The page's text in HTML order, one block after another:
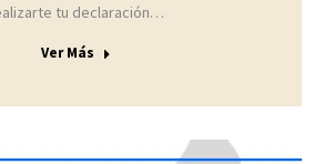
tu declaración…
Ver Más